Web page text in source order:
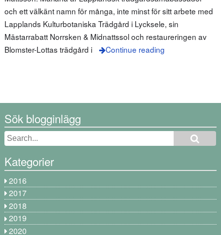
och ett välkänt namn för många, inte minst för sitt arbete med
Lapplands Kulturbotaniska Trädgård i Lycksele, sin
Mästarrabatt Norrsken & Midnattssol och restaureringen av
Blomster-Lottas trädgård i
Continue reading
Sök blogginlägg
Kategorier
2016
2017
2018
2019
2020